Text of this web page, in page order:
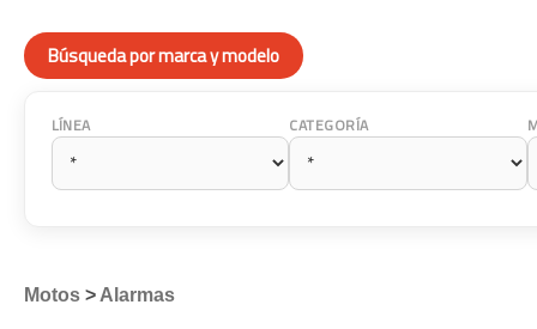
Búsqueda por marca y modelo
LÍNEA CATEGORÍA
Motos> Alarmas